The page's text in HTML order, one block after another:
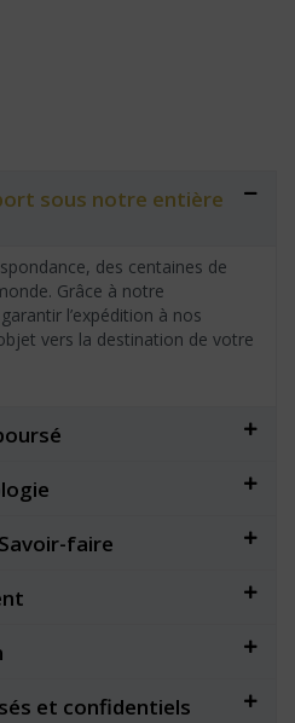
sous notre entière
des centaines de
Grâce à notre
l’expédition à nos
vers la destination de votre
faire
et confidentiels